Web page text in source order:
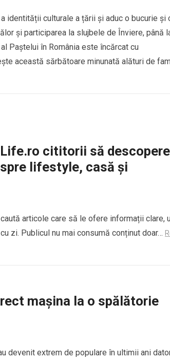
identității culturale a țării și aduc o bucurie și
și participarea la slujbele de Înviere, până
Paștelui în România este încărcat cu
această sărbătoare minunată alături de
cititorii să descopere
lifestyle, casă și
articole care să le ofere informații clare,
zi. Publicul nu mai consumă conținut doar…
maşina la o spălătorie
devenit extrem de populare în ultimii ani